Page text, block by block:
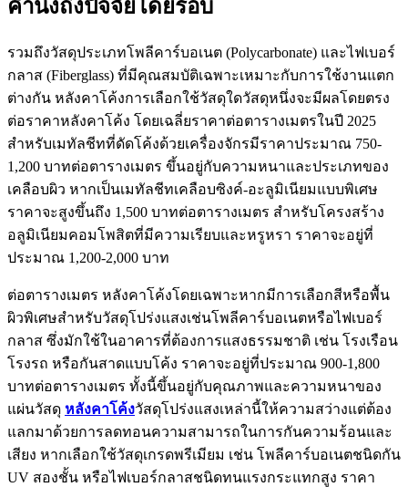
คำนึงถึงปัจจัยโดยรอบ
รวมถึงวัสดุประเภทโพลีคาร์บอเนต (Polycarbonate) และไฟเบอร์
กลาส (Fiberglass) ที่มีคุณสมบัติเฉพาะเหมาะกับการใช้งานแตก
ต่างกัน หลังคาโค้งการเลือกใช้วัสดุใดวัสดุหนึ่งจะมีผลโดยตรง
ต่อราคาหลังคาโค้ง โดยเฉลี่ยราคาต่อตารางเมตรในปี 2025
สำหรับเมทัลชีทที่ดัดโค้งด้วยเครื่องจักรมีราคาประมาณ 750-
1,200 บาทต่อตารางเมตร ขึ้นอยู่กับความหนาและประเภทของ
เคลือบผิว หากเป็นเมทัลชีทเคลือบซิงค์-อะลูมิเนียมแบบพิเศษ
ราคาจะสูงขึ้นถึง 1,500 บาทต่อตารางเมตร สำหรับโครงสร้าง
อลูมิเนียมคอมโพสิตที่มีความเรียบและหรูหรา ราคาจะอยู่ที่
ประมาณ 1,200-2,000 บาท
ต่อตารางเมตร หลังคาโค้งโดยเฉพาะหากมีการเลือกสีหรือพื้น
ผิวพิเศษสำหรับวัสดุโปร่งแสงเช่นโพลีคาร์บอเนตหรือไฟเบอร์
กลาส ซึ่งมักใช้ในอาคารที่ต้องการแสงธรรมชาติ เช่น โรงเรือน
โรงรถ หรือกันสาดแบบโค้ง ราคาจะอยู่ที่ประมาณ 900-1,800
บาทต่อตารางเมตร ทั้งนี้ขึ้นอยู่กับคุณภาพและความหนาของ
แผ่นวัสดุ หลังคาโค้งวัสดุโปร่งแสงเหล่านี้ให้ความสว่างแต่ต้อง
แลกมาด้วยการลดทอนความสามารถในการกันความร้อนและ
เสียง หากเลือกใช้วัสดุเกรดพรีเมียม เช่น โพลีคาร์บอเนตชนิดกัน
UV สองชั้น หรือไฟเบอร์กลาสชนิดทนแรงกระแทกสูง ราคา